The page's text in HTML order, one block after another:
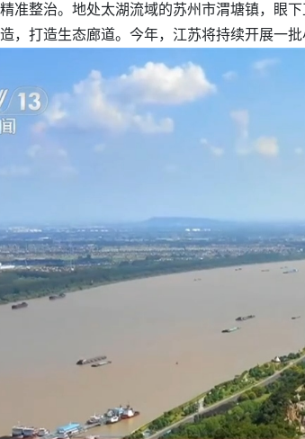
准整治。地处太湖流域的苏州市渭塘镇，眼
，打造生态廊道。今年，江苏将持续开展一